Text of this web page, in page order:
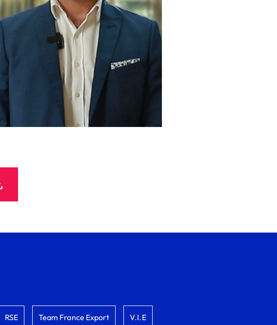
RSE Team France Export V.I.E